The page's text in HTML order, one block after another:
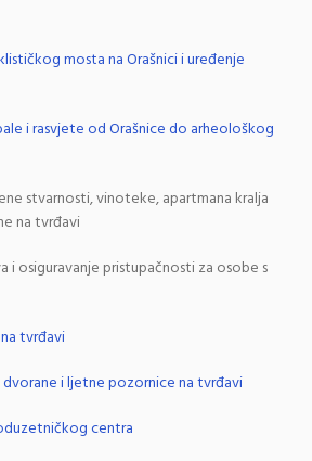
mosta na Orašnici i uređenje
i rasvjete od Orašnice do arheološkog
stvarnosti, vinoteke, apartmana kralja
na tvrđavi
i osiguravanje pristupačnosti za osobe s
tvrđavi
i ljetne pozornice na tvrđavi
centra